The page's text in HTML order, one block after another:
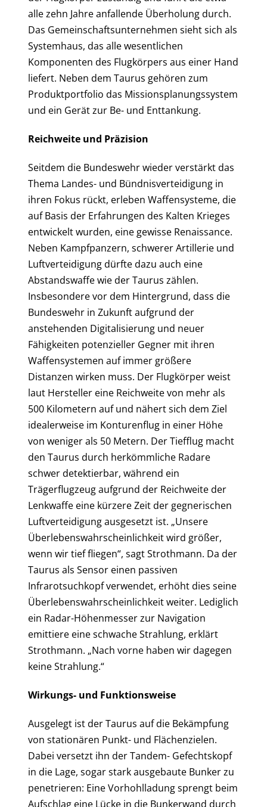
alle zehn Jahre anfallende Überholung durch.
Das Gemeinschaftsunternehmen sieht sich als
Systemhaus, das alle wesentlichen
Komponenten des Flugkörpers aus einer Hand
liefert. Neben dem Taurus gehören zum
Produktportfolio das Missionsplanungssystem
und ein Gerät zur Be- und Enttankung.
Reichweite und Präzision
Seitdem die Bundeswehr wieder verstärkt das
Thema Landes- und Bündnisverteidigung in
ihren Fokus rückt, erleben Waffensysteme, die
auf Basis der Erfahrungen des Kalten Krieges
entwickelt wurden, eine gewisse Renaissance.
Neben Kampfpanzern, schwerer Artillerie und
Luftverteidigung dürfte dazu auch eine
Abstandswaffe wie der Taurus zählen.
Insbesondere vor dem Hintergrund, dass die
Bundeswehr in Zukunft aufgrund der
anstehenden Digitalisierung und neuer
Fähigkeiten potenzieller Gegner mit ihren
Waffensystemen auf immer größere
Distanzen wirken muss. Der Flugkörper weist
laut Hersteller eine Reichweite von mehr als
500 Kilometern auf und nähert sich dem Ziel
idealerweise im Konturenflug in einer Höhe
von weniger als 50 Metern. Der Tiefflug macht
den Taurus durch herkömmliche Radare
schwer detektierbar, während ein
Trägerflugzeug aufgrund der Reichweite der
Lenkwaffe eine kürzere Zeit der gegnerischen
Luftverteidigung ausgesetzt ist. „Unsere
Überlebenswahrscheinlichkeit wird größer,
wenn wir tief fliegen“, sagt Strothmann. Da der
Taurus als Sensor einen passiven
Infrarotsuchkopf verwendet, erhöht dies seine
Überlebenswahrscheinlichkeit weiter. Lediglich
ein Radar-Höhenmesser zur Navigation
emittiere eine schwache Strahlung, erklärt
Strothmann. „Nach vorne haben wir dagegen
keine Strahlung.“
Wirkungs- und Funktionsweise
Ausgelegt ist der Taurus auf die Bekämpfung
von stationären Punkt- und Flächenzielen.
Dabei versetzt ihn der Tandem- Gefechtskopf
in die Lage, sogar stark ausgebaute Bunker zu
penetrieren: Eine Vorhohlladung sprengt beim
Aufschlag eine Lücke in die Bunkerwand durch